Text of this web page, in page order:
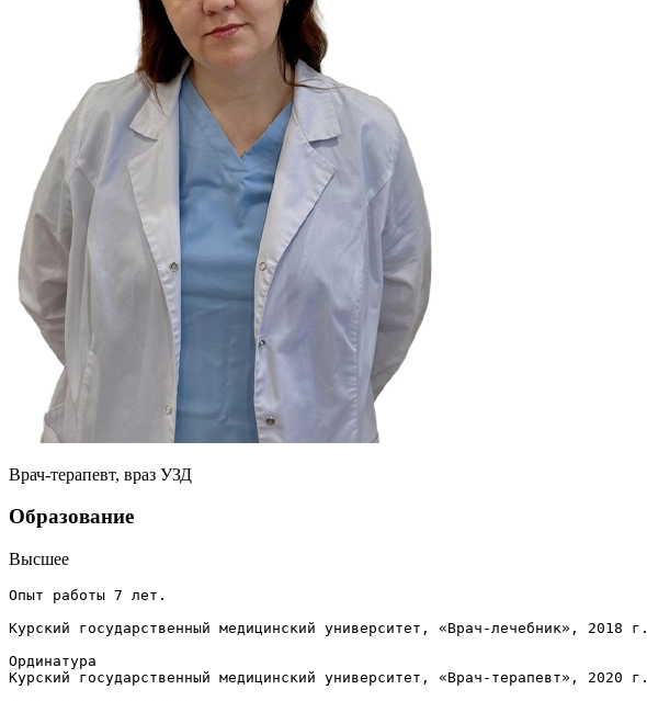
Врач-терапевт, враз УЗД
Образование
Высшее
Опыт работы 7 лет.
Курский государственный медицинский университет, «Врач-лечебник», 2018 г.
Ординатура
Курский государственный медицинский университет, «Врач-терапевт», 2020 г.